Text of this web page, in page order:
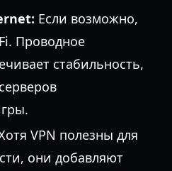
Если возможно,
Проводное
стабильность,
VPN полезны для
они добавляют